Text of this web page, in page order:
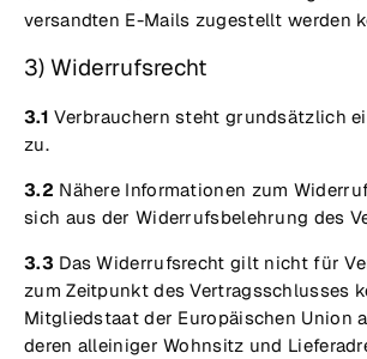
versandten E-Mails zugestellt werden
3) Widerrufsrecht
3.1 Verbrauchern steht grundsätzlich
zu.
3.2 Nähere Informationen zum
sich aus der Widerrufsbelehrung des
3.3 Das Widerrufsrecht gilt nicht für
zum Zeitpunkt des Vertragsschlusses
Mitgliedstaat der Europäischen Union
deren alleiniger Wohnsitz und